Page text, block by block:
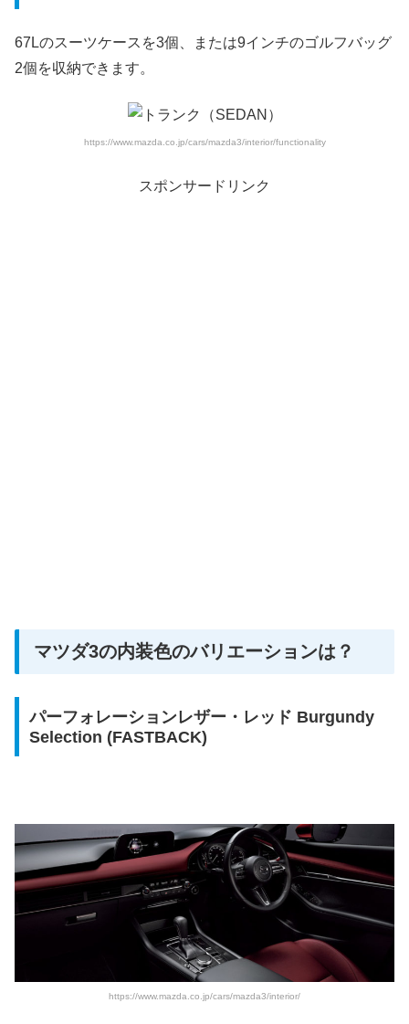
67Lのスーツケースを3個、または9インチのゴルフバッグ
2個を収納できます。
https://www.mazda.co.jp/cars/mazda3/interior/functionality
スポンサードリンク
マツダ3の内装色のバリエーションは？
パーフォレーションレザー・レッド Burgundy
Selection (FASTBACK)
https://www.mazda.co.jp/cars/mazda3/interior/